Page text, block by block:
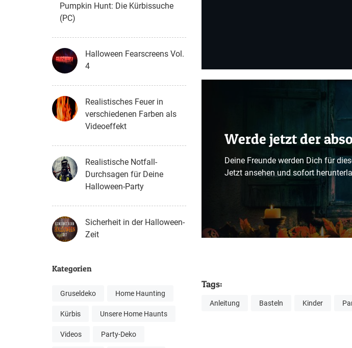
Pumpkin Hunt: Die Kürbissuche
(PC)
Halloween Fearscreens Vol.
4
Realistisches Feuer in
verschiedenen Farben als
Videoeffekt
Realistische Notfall-
Durchsagen für Deine
Halloween-Party
Sicherheit in der Halloween-
Zeit
Kategorien
Gruseldeko Home Haunting
Kürbis Unsere Home Haunts
Videos Party-Deko
Werde jetzt der
Deine Freunde werden Dich für
Jetzt ansehen und sofort
Tags:
Anleitung Basteln Kinder